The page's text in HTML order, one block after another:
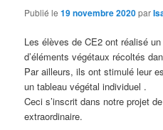
Publié le19 novembre 2020par
Les élèves de CE2 ont réalisé
d’éléments végétaux récoltés
Par ailleurs, ils ont stimulé leur
un tableau végétal individuel .
Ceci s’inscrit dans notre projet
extraordinaire.